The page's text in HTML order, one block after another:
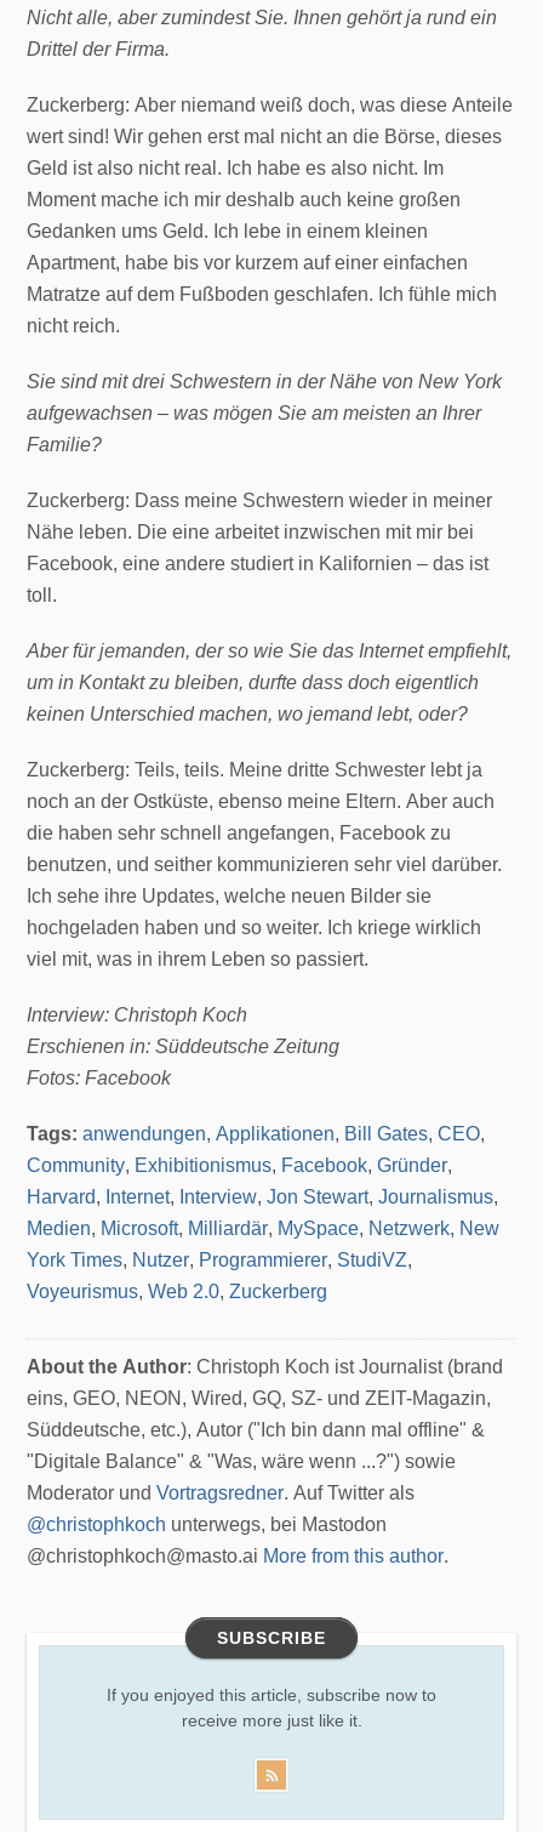
Nicht alle, aber zumindest Sie. Ihnen gehört ja rund ein
Drittel der Firma.
Zuckerberg: Aber niemand weiß doch, was diese Anteile
wert sind! Wir gehen erst mal nicht an die Börse, dieses
Geld ist also nicht real. Ich habe es also nicht. Im
Moment mache ich mir deshalb auch keine großen
Gedanken ums Geld. Ich lebe in einem kleinen
Apartment, habe bis vor kurzem auf einer einfachen
Matratze auf dem Fußboden geschlafen. Ich fühle mich
nicht reich.
Sie sind mit drei Schwestern in der Nähe von New York
aufgewachsen – was mögen Sie am meisten an Ihrer
Familie?
Zuckerberg: Dass meine Schwestern wieder in meiner
Nähe leben. Die eine arbeitet inzwischen mit mir bei
Facebook, eine andere studiert in Kalifornien – das ist
toll.
Aber für jemanden, der so wie Sie das Internet empfiehlt,
um in Kontakt zu bleiben, durfte dass doch eigentlich
keinen Unterschied machen, wo jemand lebt, oder?
Zuckerberg: Teils, teils. Meine dritte Schwester lebt ja
noch an der Ostküste, ebenso meine Eltern. Aber auch
die haben sehr schnell angefangen, Facebook zu
benutzen, und seither kommunizieren sehr viel darüber.
Ich sehe ihre Updates, welche neuen Bilder sie
hochgeladen haben und so weiter. Ich kriege wirklich
viel mit, was in ihrem Leben so passiert.
Interview: Christoph Koch
Erschienen in: Süddeutsche Zeitung
Fotos: Facebook
Tags:anwendungen,Applikationen, Bill Gates,CEO,
Community, Exhibitionismus, Facebook,Gründer,
Harvard, Internet, Interview,Jon Stewart,Journalismus,
Medien, Microsoft, Milliardär, MySpace, Netzwerk, New
York Times, Nutzer, Programmierer, StudiVZ,
Voyeurismus,Web 2.0,Zuckerberg
About the Author: Christoph Koch ist Journalist (brand
eins, GEO, NEON, Wired, GQ, SZ- und ZEIT-Magazin,
Süddeutsche, etc.), Autor ("Ich bin dann mal offline" &
"Digitale Balance" & "Was, wäre wenn ...?") sowie
Moderator undVortragsredner. Auf Twitter als
@christophkoch unterwegs, bei Mastodon
@christophkoch@masto.ai More from this author.
SUBSCRIBE
If you enjoyed this article, subscribe now to
receive more just like it.